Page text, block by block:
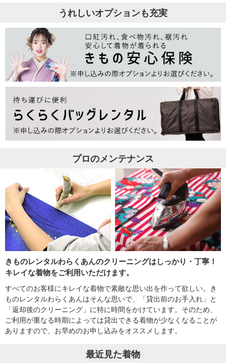
うれしいオプションも充実
プロのメンテナンス
きものレンタルわらくあんのクリーニングはしっかり・丁寧！
キレイな着物をご利用いただけます。
すべてのお客様にキレイな着物で素敵な思い出を作って欲しい。き
ものレンタルわらくあんはそんな思いで、「貸出前のお手入れ」と
「返却後のクリーニング」に特に時間をかけています。そのため、
ご利用が重なる時期によっては貸出できる着物が少なくなることが
ありますので、お早めのお申し込みをオススメします。
最近見た着物